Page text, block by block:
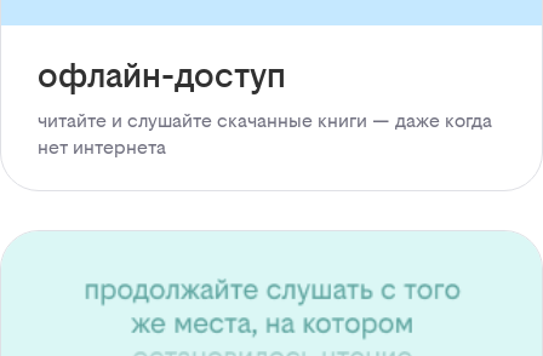
офлайн-доступ
читайте и слушайте скачанные книги — даже когда
нет интернета